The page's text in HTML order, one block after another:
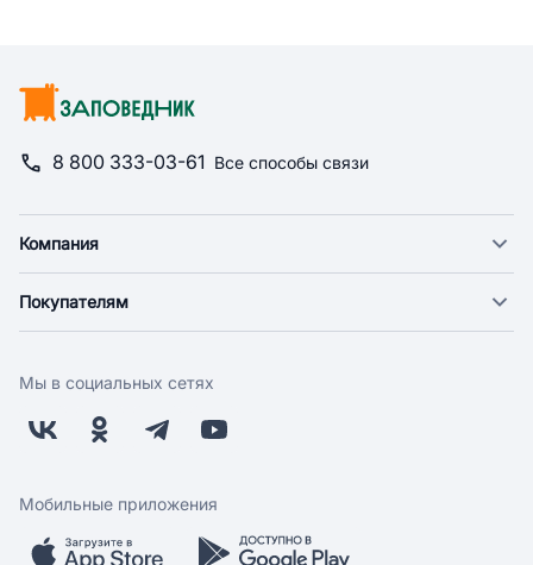
8 800 333-03-61 Все способы связи
Компания
Новости
Поставщикам
Заводчикам
Обратная связь
Покупателям
Оплата
Бонусная программа
Скидки и акции
Мобильное приложение
Мы в социальных сетях
Мобильные приложения